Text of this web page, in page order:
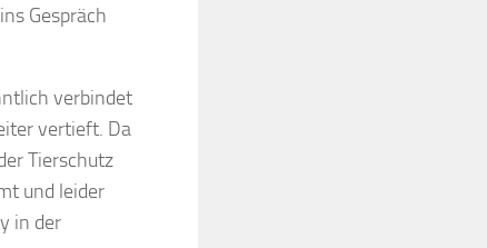
Gespräch
verbindet
vertieft. Da
Tierschutz
und leider
in der